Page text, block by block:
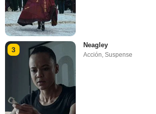
3
Neagley
Acción,Suspense